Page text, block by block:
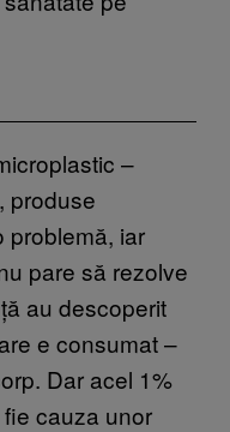
–
produse
problemă, iar
pare să rezolve
au descoperit
e consumat –
Dar acel 1%
cauza unor